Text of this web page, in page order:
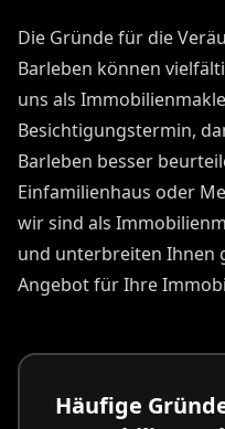
Die Gründe für die
Barleben können
uns als
Besichtigungstermin,
Barleben besser
Einfamilienhaus oder
wir sind als
und unterbreiten Ihnen
Angebot für Ihre
Häufige